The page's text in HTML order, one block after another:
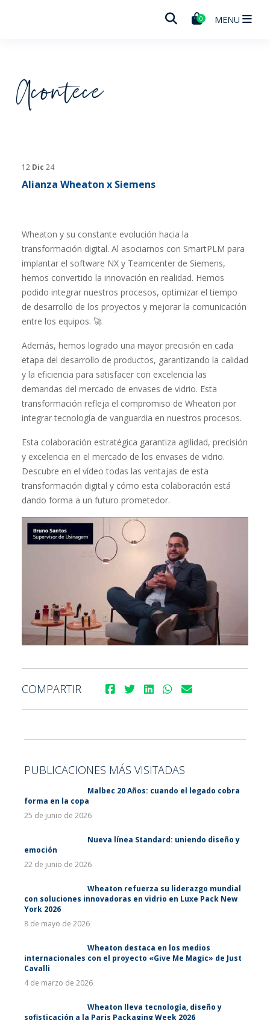
0 MENU
Acontece
12 Dic 24
Alianza Wheaton x Siemens
Wheaton y su constante evolución hacia la
transformación digital. Al asociarnos con SmartPLM para
implantar el software NX y Teamcenter de Siemens,
hemos convertido la innovación en realidad. Hemos
podido integrar nuestros procesos, optimizar el tiempo
de desarrollo de los proyectos y mejorar la comunicación
entre los equipos. 🚀
Además, hemos logrado una mayor precisión en cada
etapa del desarrollo de productos, garantizando la calidad
y la eficiencia para satisfacer con excelencia las
demandas del mercado de envases de vidrio. Esta
transformación refleja el compromiso de Wheaton por
integrar tecnología de vanguardia en nuestros procesos.
Esta colaboración estratégica garantiza agilidad, precisión
y excelencia en el mercado de los envases de vidrio.
Descubre en el vídeo todas las ventajas de esta
transformación digital y cómo esta colaboración está
dando forma a un futuro prometedor.
COMPARTIR
PUBLICACIONES MÁS VISITADAS
Malbec 20 Años: cuando el legado cobra
forma en la copa
25 de junio de 2026
Nueva línea Standard: uniendo diseño y
emoción
22 de junio de 2026
Wheaton refuerza su liderazgo mundial
con soluciones innovadoras en vidrio en Luxe Pack New
York 2026
8 de mayo de 2026
Wheaton destaca en los medios
internacionales con el proyecto «Give Me Magic» de Just
Cavalli
4 de marzo de 2026
Wheaton lleva tecnología, diseño y
sofisticación a la Paris Packaging Week 2026